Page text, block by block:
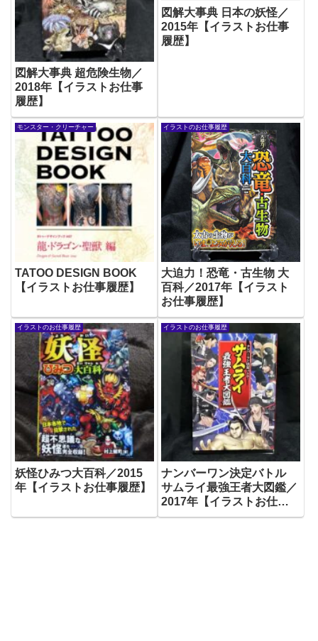
図解大事典 超危険生物／
2018年【イラストお仕事
履歴】
図解大事典 日本の妖怪／
2015年【イラストお仕事
履歴】
モンスター・クリーチャー
TATOO DESIGN BOOK
【イラストお仕事履歴】
イラストのお仕事履歴
大迫力！恐竜・古生物 大
百科／2017年【イラスト
お仕事履歴】
イラストのお仕事履歴
妖怪ひみつ大百科／2015
年【イラストお仕事履歴】
イラストのお仕事履歴
ナンバーワン決定バトル
サムライ最強王者大図鑑／
2017年【イラストお仕事
履歴】